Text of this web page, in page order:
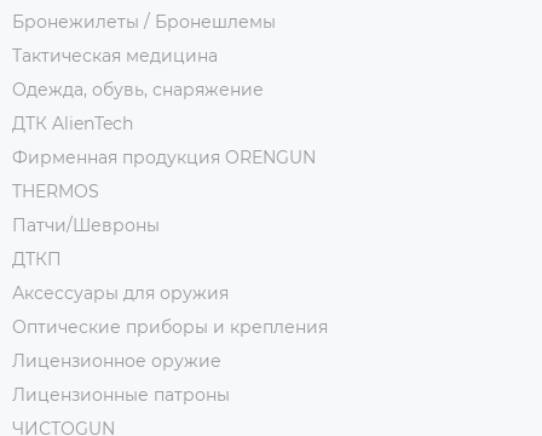
Бронежилеты / Бронешлемы
Тактическая медицина
Одежда, обувь, снаряжение
ДТК AlienTech
Фирменная продукция ORENGUN
THERMOS
Патчи/Шевроны
ДТКП
Аксессуары для оружия
Оптические приборы и крепления
Лицензионное оружие
Лицензионные патроны
ЧИСТОGUN